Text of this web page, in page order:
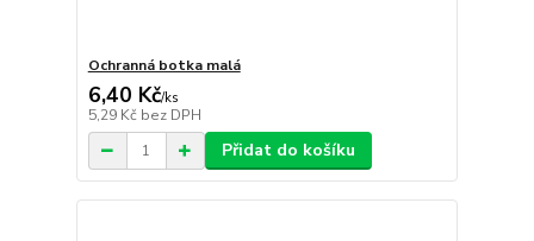
Ochranná botka malá
6,40 Kč/ks
5,29 Kč bez DPH
Přidat do košíku